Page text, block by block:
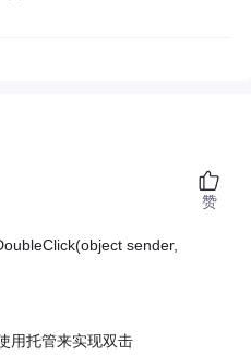
sender,
用托管来实现双击
赞